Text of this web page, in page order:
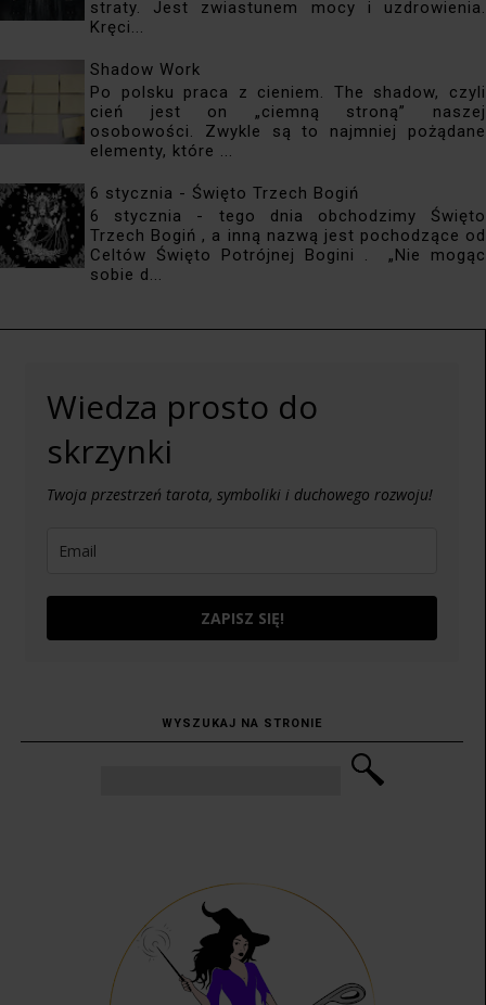
straty. Jest zwiastunem mocy i uzdrowienia.
Kręci...
Shadow Work
Po polsku praca z cieniem. The shadow, czyli
cień jest on „ciemną stroną” naszej
osobowości. Zwykle są to najmniej pożądane
elementy, które ...
6 stycznia - Święto Trzech Bogiń
6 stycznia - tego dnia obchodzimy Święto
Trzech Bogiń , a inną nazwą jest pochodzące od
Celtów Święto Potrójnej Bogini . „Nie mogąc
sobie d...
Wiedza prosto do
skrzynki
Twoja przestrzeń tarota, symboliki i duchowego rozwoju!
ZAPISZ SIĘ!
WYSZUKAJ NA STRONIE